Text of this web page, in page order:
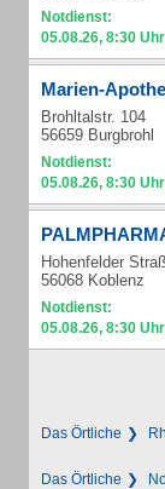
Notdienst:
05.08.26, 8:30
Marien-
Brohltalstr. 104
56659 Burgbrohl
Notdienst:
05.08.26, 8:30
Hohenfelder
56068 Koblenz
Notdienst:
05.08.26, 8:30
Das Örtliche
Das Örtliche